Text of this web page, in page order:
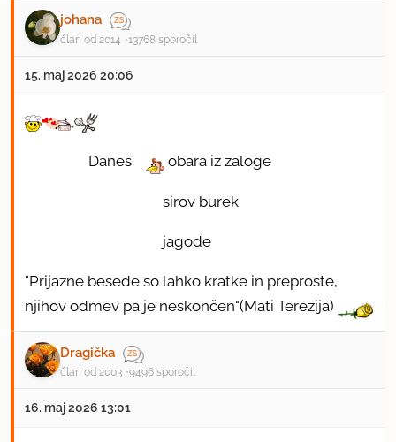
johana
član od 2014 13768 sporočil
15. maj 2026 20:06
Danes: obara iz zaloge
sirov burek
jagode
"Prijazne besede so lahko kratke in preproste,
njihov odmev pa je neskončen"(Mati Terezija)
Dragička
član od 2003 9496 sporočil
16. maj 2026 13:01